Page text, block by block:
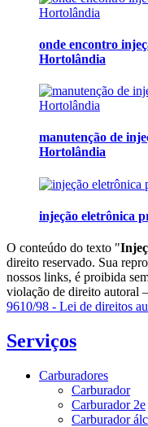
onde encontro
Hortolândia
manutenção de
Hortolândia
injeção eletrônica
O conteúdo do texto "
direito reservado. Sua
nossos links, é proibida
violação de direito autoral
9610/98 - Lei de direitos
Serviços
Carburadores
Carburador
Carburador 2e
Carburador